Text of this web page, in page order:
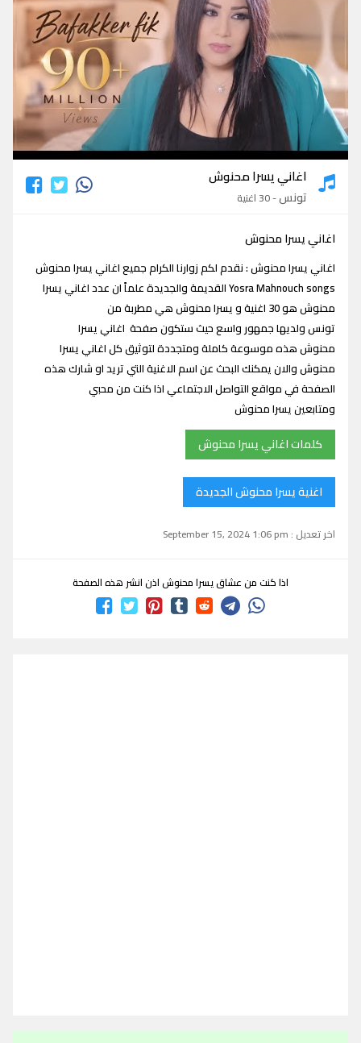
اغاني يسرا محنوش
اغاني يسرا محنوش
تونس- 30 اغنية
اغاني يسرا محنوش
اغاني يسرا محنوش : نقدم لكم زوارنا الكرام جميع اغاني يسرا محنوش
Yosra Mahnouch songs القديمة والجديدة علماً ان عدد اغاني يسرا
محنوش هو 30 اغنية و يسرا محنوش هي مطربة من
تونس ولديها جمهور واسع حيث ستكون صفحة اغاني يسرا
محنوش هذه موسوعة كاملة ومتجددة لتوثيق كل اغاني يسرا
محنوش والان يمكنك البحث عن اسم الاغنية التي تريد او شارك هذه
الصفحة في مواقع التواصل الاجتماعي اذا كنت من محبي
ومتابعين يسرا محنوش
كلمات اغاني يسرا محنوش
اغنية يسرا محنوش الجديدة
اخر تعديل : September 15, 2024 1:06 pm
اذا كنت من عشاق يسرا محنوش اذن انشر هذه الصفحة